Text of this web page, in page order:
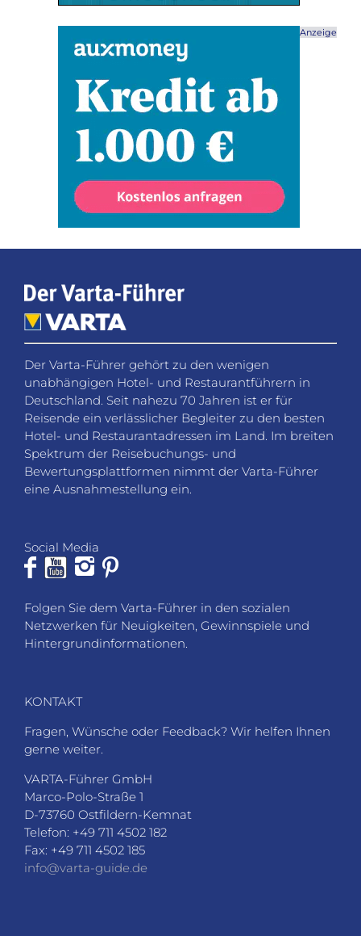
Anzeige
Der Varta-Führer gehört zu den wenigen
unabhängigen Hotel- und Restaurantführern in
Deutschland. Seit nahezu 70 Jahren ist er für
Reisende ein verlässlicher Begleiter zu den besten
Hotel- und Restaurantadressen im Land. Im breiten
Spektrum der Reisebuchungs- und
Bewertungsplattformen nimmt der Varta-Führer
eine Ausnahmestellung ein.
Social Media
Folgen Sie dem Varta-Führer in den sozialen
Netzwerken für Neuigkeiten, Gewinnspiele und
Hintergrundinformationen.
KONTAKT
Fragen, Wünsche oder Feedback? Wir helfen Ihnen
gerne weiter.
VARTA-Führer GmbH
Marco-Polo-Straße 1
D-73760 Ostfildern-Kemnat
Telefon: +49 711 4502 182
Fax: +49 711 4502 185
info@varta-guide.de